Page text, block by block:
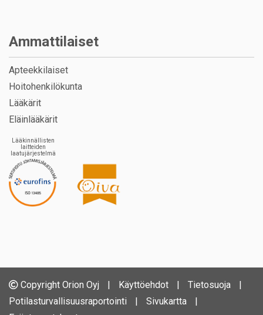
Ammattilaiset
Apteekkilaiset
Hoitohenkilökunta
Lääkärit
Eläinlääkärit
Lääkinnällisten
laitteiden
laatujärjestelmä
Copyright Orion Oyj | Käyttöehdot | Tietosuoja
|
Potilasturvallisuusraportointi
| Sivukartta
|